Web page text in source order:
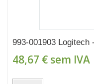
993-001903
48,67 € sem IVA